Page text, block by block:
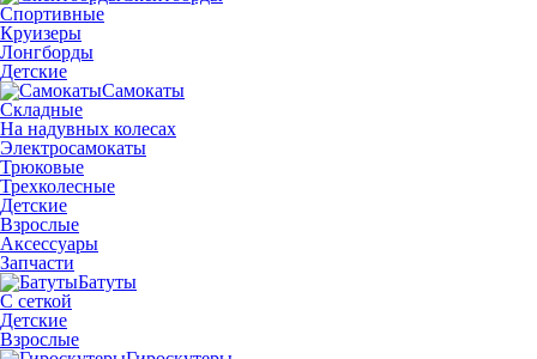
Спортивные
Круизеры
Лонгборды
Детские
Самокаты
Складные
На надувных колесах
Электросамокаты
Трюковые
Трехколесные
Детские
Взрослые
Аксессуары
Запчасти
Батуты
С сеткой
Детские
Взрослые